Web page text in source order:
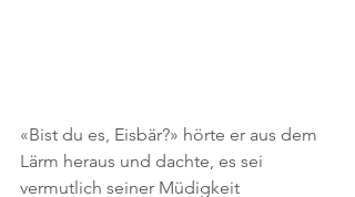
«Bist du es, Eisbär?» hörte er aus dem
Lärm heraus und dachte, es sei
vermutlich seiner Müdigkeit